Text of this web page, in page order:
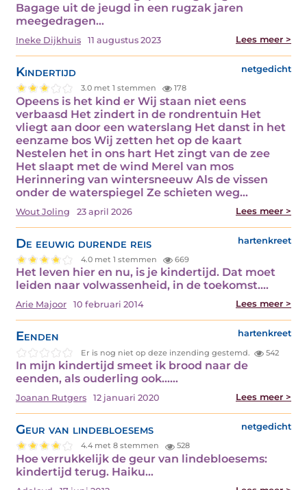
Bagage uit de jeugd in een rugzak jaren
meegedragen…
Ineke Dijkhuis 11 augustus 2023 Lees meer >
Kindertijd netgedicht
3.0 met 1 stemmen 178
Opeens is het kind er Wij staan niet eens
verbaasd Het zindert in de rondrentuin Het
vliegt aan door een waterslang Het danst in het
eenzame bos Wij zetten het op de kaart
Nestelen het in ons hart Het zingt van de zee
Het slaapt met de wind Merel van mos
Herinnering van wintersneeuw Als de vissen
onder de waterspiegel Ze schieten weg…
Wout Joling 23 april 2026 Lees meer >
De eeuwig durende reis hartenkreet
4.0 met 1 stemmen 669
Het leven hier en nu, is je kindertijd. Dat moet
leiden naar volwassenheid, in de toekomst.…
Arie Majoor 10 februari 2014 Lees meer >
Eenden hartenkreet
Er is nog niet op deze inzending gestemd. 542
In mijn kindertijd smeet ik brood naar de
eenden, als ouderling ook...…
Joanan Rutgers 12 januari 2020 Lees meer >
Geur van lindebloesems netgedicht
4.4 met 8 stemmen 528
Hoe verrukkelijk de geur van lindebloesems:
kindertijd terug. Haiku…